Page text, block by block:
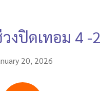
งปิดเทอม 4 -
20, 2026